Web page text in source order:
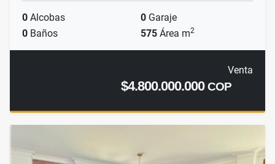
0 Alcobas 0 Garaje
0 Baños 575 Área m2
Venta
$4.800.000.000COP